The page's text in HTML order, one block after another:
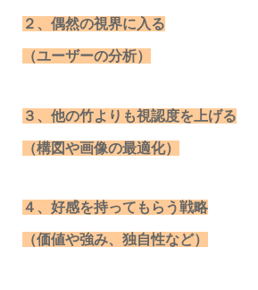
２、偶然の視界に入る
（ユーザーの分析）
３、他の竹よりも視認度を上げる
（構図や画像の最適化）
４、好感を持ってもらう戦略
（価値や強み、独自性など）